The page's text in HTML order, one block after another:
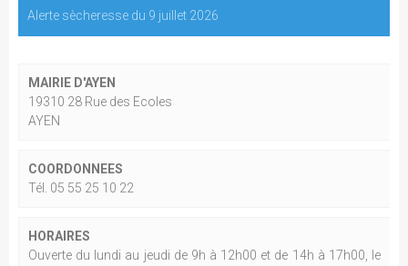
Alerte sècheresse du 9 juillet 2026
MAIRIE D'AYEN
19310 28 Rue des Ecoles
AYEN
COORDONNEES
Tél. 05 55 25 10 22
HORAIRES
Ouverte du lundi au jeudi de 9h à 12h00 et de 14h à 17h00, le